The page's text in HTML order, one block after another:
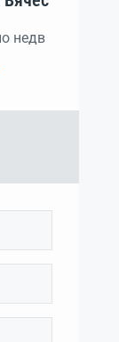
недв